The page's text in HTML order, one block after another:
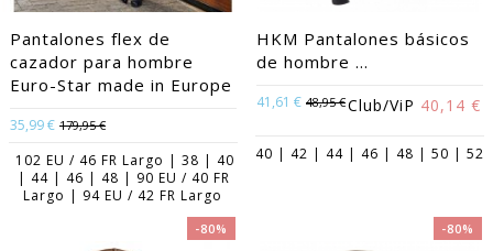
Pantalones flex de
cazador para hombre
Euro-Star made in Europe
35,99 € 179,95 €
102 EU / 46 FR Largo | 38 | 40
| 44 | 46 | 48 | 90 EU / 40 FR
Largo | 94 EU / 42 FR Largo
HKM Pantalones básicos
de hombre ...
41,61 € 48,95 €Club/ViP 40,14 €
40 | 42 | 44 | 46 | 48 | 50 | 52
-80% -80%